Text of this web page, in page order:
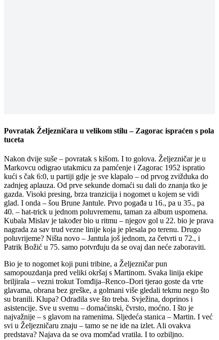
Povratak Željezničara u velikom stilu – Zagorac ispraćen s pola
tuceta
Nakon dvije suše – povratak s kišom. I to golova. Željezničar je u
Markovcu odigrao utakmicu za pamćenje i Zagorac 1952 ispratio
kući s čak 6:0, u partiji gdje je sve klapalo – od prvog zvižduka do
zadnjeg aplauza. Od prve sekunde domaći su dali do znanja tko je
gazda. Visoki presing, brza tranzicija i nogomet u kojem se vidi
glad. I onda – šou Brune Jantule. Prvo pogađa u 16., pa u 35., pa
40. – hat-trick u jednom poluvremenu, taman za album uspomena.
Kubala Mislav je također bio u ritmu – njegov gol u 22. bio je prava
nagrada za sav trud vezne linije koja je plesala po terenu. Drugo
poluvrijeme? Ništa novo – Jantula još jednom, za četvrti u 72., i
Patrik Božić u 75. samo potvrđuju da se ovaj dan neće zaboraviti.
Bio je to nogomet koji puni tribine, a Željezničar pun
samopouzdanja pred veliki okršaj s Martinom. Svaka linija ekipe
briljirala – vezni trokut Tomđija–Renco–Dori tjerao goste da vrte
glavama, obrana bez greške, a golmani više gledali tekmu nego što
su branili. Klupa? Odradila sve što treba. Svježina, doprinos i
asistencije. Sve u svemu – domaćinski, čvrsto, moćno. I što je
najvažnije – s glavom na ramenima. Sljedeća stanica – Martin. I već
svi u Željezničaru znaju – tamo se ne ide na izlet. Ali ovakva
predstava? Najava da se ova momčad vratila. I to ozbiljno.